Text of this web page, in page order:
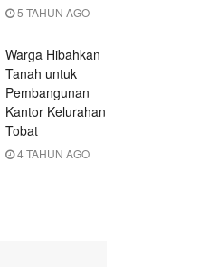
5 TAHUN AGO
Warga Hibahkan
Tanah untuk
Pembangunan
Kantor Kelurahan
Tobat
4 TAHUN AGO